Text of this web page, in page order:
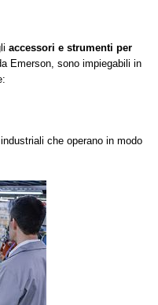
accessori e strumenti per
Emerson, sono impiegabili in
che operano in modo